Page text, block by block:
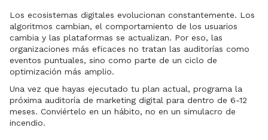
Los ecosistemas digitales evolucionan constantemente. Los
algoritmos cambian, el comportamiento de los usuarios
cambia y las plataformas se actualizan. Por eso, las
organizaciones más eficaces no tratan las auditorías como
eventos puntuales, sino como parte de un ciclo de
optimización más amplio.
Una vez que hayas ejecutado tu plan actual, programa la
próxima auditoría de marketing digital para dentro de 6-12
meses. Conviértelo en un hábito, no en un simulacro de
incendio.